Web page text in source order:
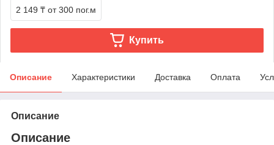
2 149 ₸ от 300 пог.м
Купить
Описание Характеристики Доставка Оплата
Описание
Описание